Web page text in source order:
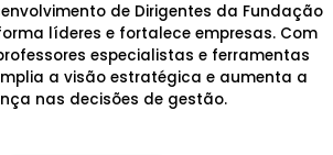
de Dirigentes da Fundação
líderes e fortalece empresas. Com
especialistas e ferramentas
a visão estratégica e aumenta a
nas decisões de gestão.